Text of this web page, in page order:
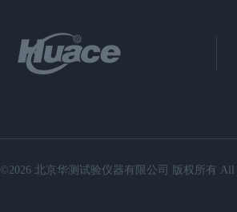
©2026 北京华测试验仪器有限公司 版权所有 All